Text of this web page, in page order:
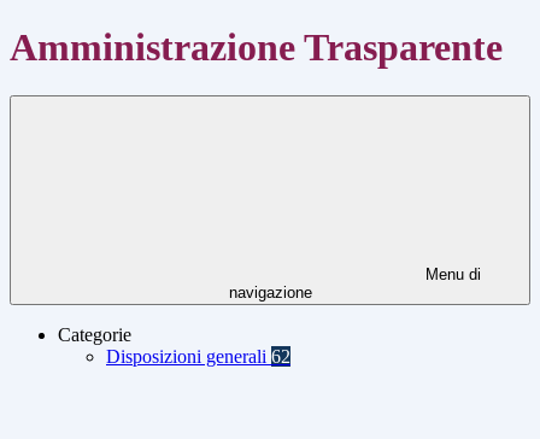
Amministrazione Trasparente
Menu di
navigazione
Categorie
Disposizioni generali 62